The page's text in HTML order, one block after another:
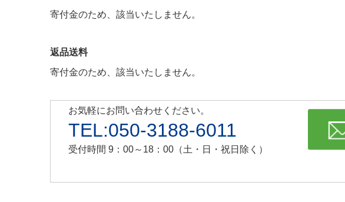
寄付金のため、該当いたしません。
返品送料
寄付金のため、該当いたしません。
お気軽にお問い合わせください。
TEL:050-3188-6011
受付時間 9：00～18：00（土・日・祝日除く）